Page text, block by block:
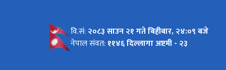
वि.सं: २०८३ साउन २१ गते बिहीबार, २४:०९ बजे
नेपाल संवत: ११४६ दिल्लागा अष्टमी - २३